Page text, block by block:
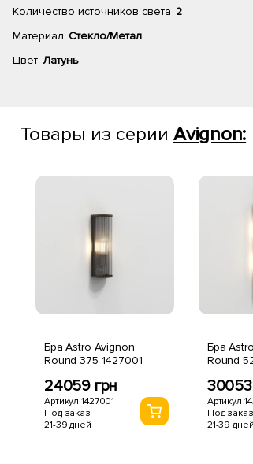
Количество источников света 2
Материал Стекло/Метал
Цвет Латунь
Товары из серии Avignon:
Бра Astro Avignon
Round 375 1427001
24059 грн
Артикул 1427001
Под заказ
21-39 дней
Бра
Round
30053
Артикул
Под заказ
21-39 дней